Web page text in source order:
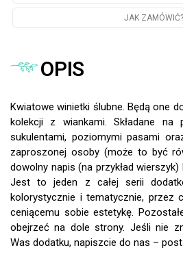
JAK ZAMÓWIĆ?
OPIS
Kwiatowe winietki ślubne. Będą one
kolekcji z wiankami. Składane na
sukulentami, poziomymi pasami
zaproszonej osoby (może to być
dowolny napis (na przykład
Jest to jeden z całej serii
kolorystycznie i tematycznie, przez
ceniącemu sobie estetykę.
obejrzeć na dole strony. Jeśli nie
Was dodatku, napiszcie do nas –